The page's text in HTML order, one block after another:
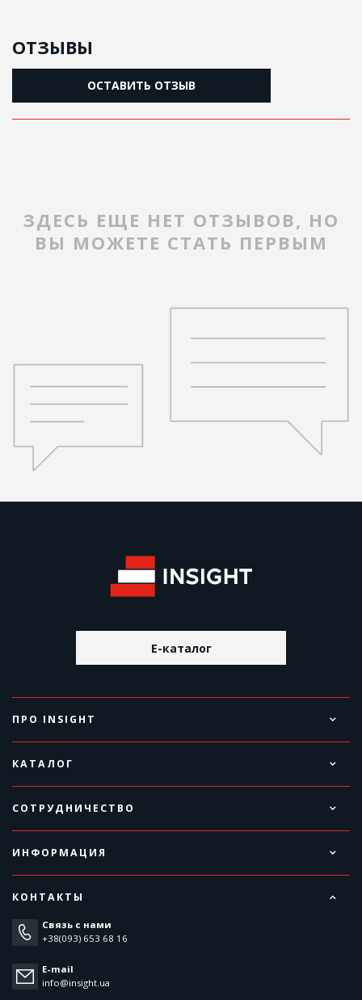
ОТЗЫВЫ
ОСТАВИТЬ ОТЗЫВ
ЗДЕСЬ ЕЩЕ НЕТ ОТЗЫВОВ, НО
ВЫ МОЖЕТЕ СТАТЬ ПЕРВЫМ
E-каталог
ПРО INSIGHT
КАТАЛОГ
СОТРУДНИЧЕСТВО
ИНФОРМАЦИЯ
КОНТАКТЫ
Связь с нами
+38(093) 653 68 16
E-mail
info@insight.ua